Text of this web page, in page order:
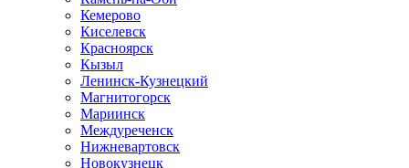
Кемерово
Киселевск
Красноярск
Кызыл
Ленинск-Кузнецкий
Магнитогорск
Мариинск
Междуреченск
Нижневартовск
Новокузнецк